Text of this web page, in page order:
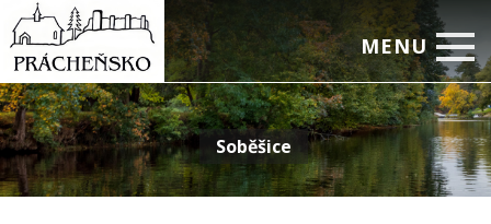
MENU
Úvod
Prácheň a Otava
Zajímavosti
Soběšice